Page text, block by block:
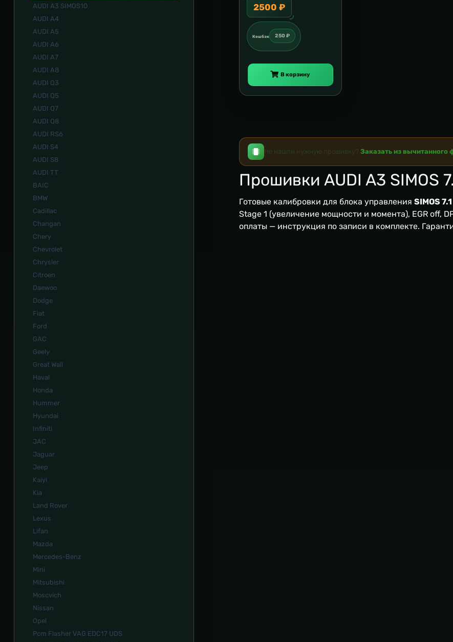
AUDI A3 SIMOS10
AUDI A4
AUDI A5
AUDI A6
AUDI A7
AUDI A8
AUDI Q3
AUDI Q5
AUDI Q7
AUDI Q8
AUDI RS6
AUDI S4
AUDI S8
AUDI TT
BAIC
BMW
Cadillac
Changan
Chery
Chevrolet
Chrysler
Citroen
Daewoo
Dodge
Fiat
Ford
GAC
Geely
Great Wall
Haval
Honda
Hummer
Hyundai
Infiniti
JAC
Jaguar
Jeep
Kaiyi
Kia
Land Rover
Lexus
Lifan
Mazda
Mercedes-Benz
Mini
Mitsubishi
Moscvich
Nissan
Opel
Pcm Flasher VAG EDC17 UDS
2500 ₽
Кешбэк 250 ₽
В корзину
Не нашли нужную прошивку? Заказать из вычитанного
Прошивки AUDI A3 SIMOS
Готовые калибровки для блока управления SIMOS 7.1
Stage 1 (увеличение мощности и момента), EGR off,
оплаты — инструкция по записи в комплекте.